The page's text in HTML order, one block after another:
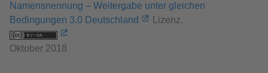
Namensnennung – Weitergabe unter gleichen
Bedingungen 3.0 Deutschland
Lizenz.
Oktober 2018